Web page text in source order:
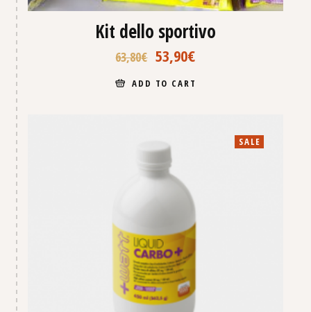
Kit dello sportivo
63,80€ 53,90€
ADD TO CART
SALE